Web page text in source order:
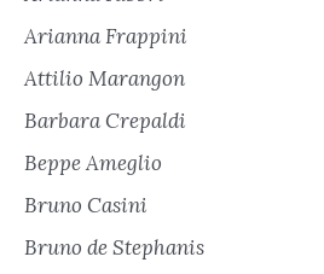
Arianna Frappini
Attilio Marangon
Barbara Crepaldi
Beppe Ameglio
Bruno Casini
Bruno de Stephanis